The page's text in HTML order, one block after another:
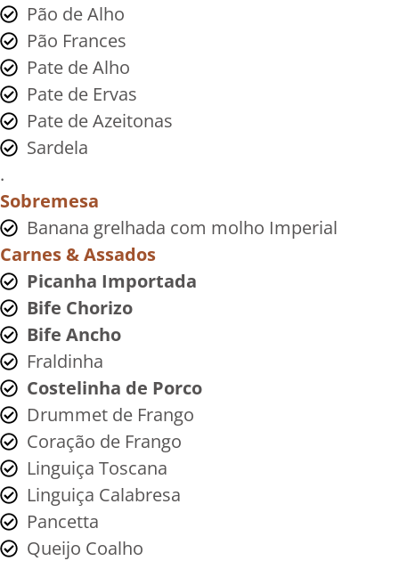
Pão de Alho
Pão Frances
Pate de Alho
Pate de Ervas
Pate de Azeitonas
Sardela
.
Sobremesa
Banana grelhada com molho Imperial
Carnes & Assados
Picanha Importada
Bife Chorizo
Bife Ancho
Fraldinha
Costelinha de Porco
Drummet de Frango
Coração de Frango
Linguiça Toscana
Linguiça Calabresa
Pancetta
Queijo Coalho